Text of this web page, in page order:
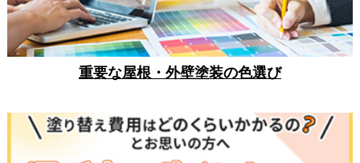
重要な屋根・外壁塗装の色選び